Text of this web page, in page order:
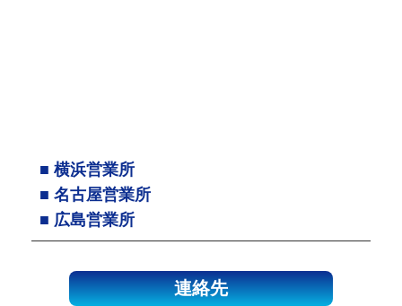
■ 横浜営業所
■ 名古屋営業所
■ 広島営業所
連絡先